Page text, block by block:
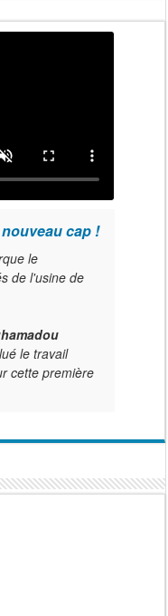
cap !
le
de l'usine de
le travail
cette première